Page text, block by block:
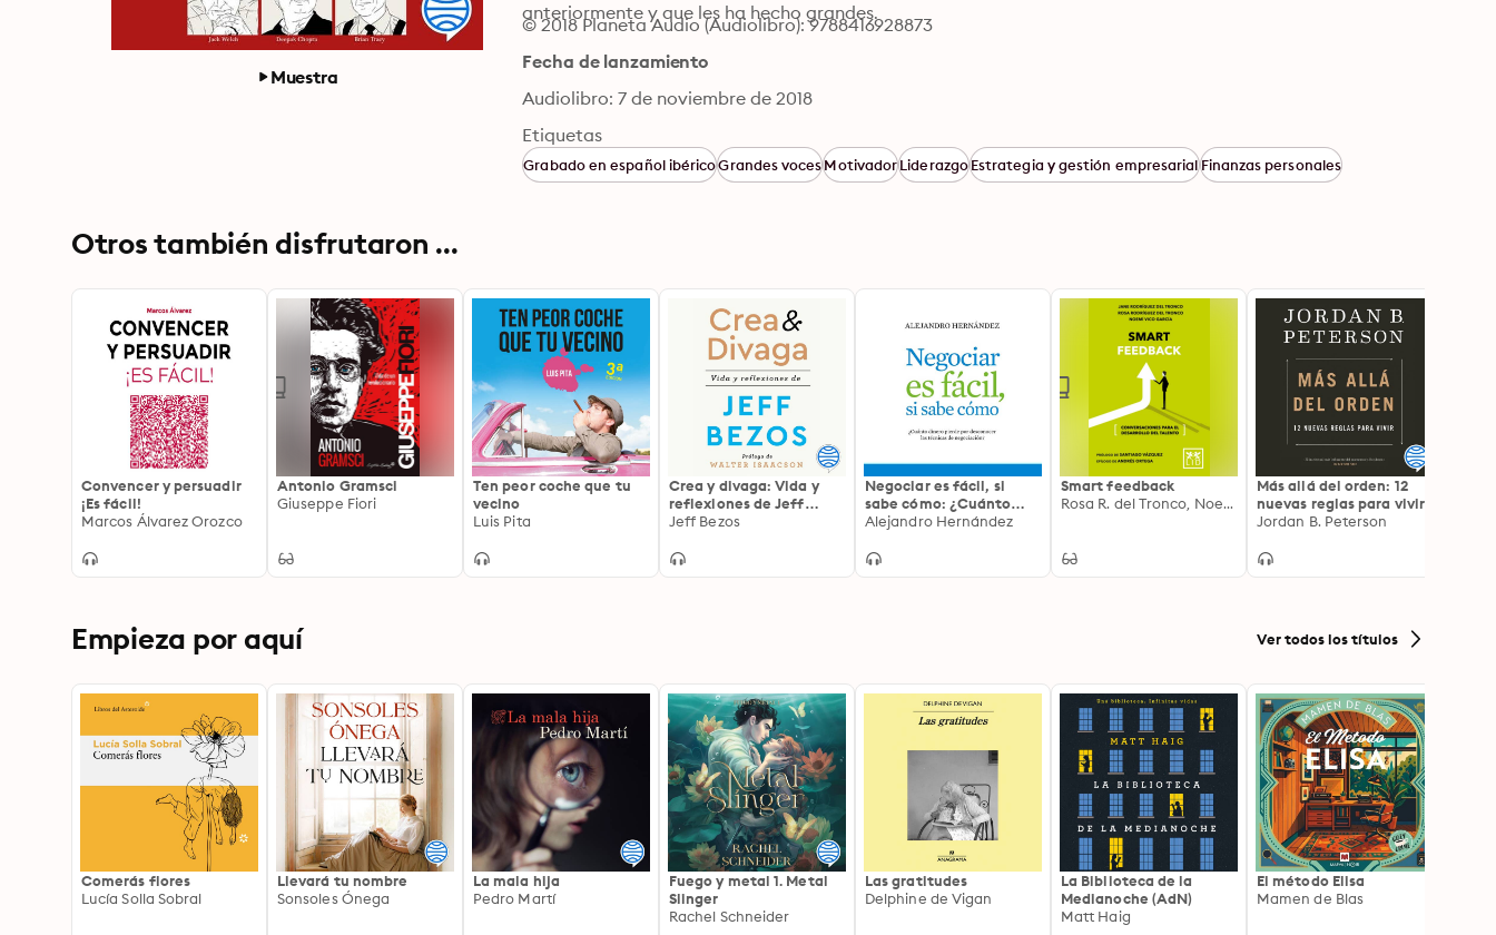
Muestra
anteriormente y que les ha hecho grandes.
© 2018 Planeta Audio (Audiolibro): 9788416928873
Fecha de lanzamiento
Audiolibro: 7 de noviembre de 2018
Etiquetas
Grabado en español ibéricoGrandes vocesMotivadorLiderazgoEstrategia y gestión empresarialFinanzas personales
Otros también disfrutaron ...
Convencer y persuadir
¡Es fácil!
Marcos Álvarez Orozco
Antonio Gramsci
Giuseppe Fiori
Ten peor coche que tu
vecino
Luis Pita
Crea y divaga: Vida y
reflexiones de Jeff
Bezos
Jeff Bezos
Negociar es fácil, si
sabe cómo: ¿Cuánto
dinero pierde por
de negociación?
Alejandro Hernández
Smart feedback
Rosa R. del Tronco, Noemí Vico, Jane R. del Tronco
Más allá del orden: 12
nuevas reglas para vivir
Jordan B. Peterson
Empieza por aquí Ver todos los títulos
Comerás flores
Lucía Solla Sobral
Llevará tu nombre
Sonsoles Ónega
La mala hija
Pedro Martí
Fuego y metal 1. Metal
Slinger
Rachel Schneider
Las gratitudes
Delphine de Vigan
La Biblioteca de la
Medianoche (AdN)
Matt Haig
El método Elisa
Mamen de Blas